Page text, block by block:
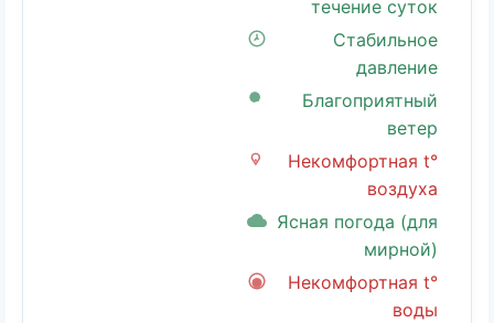
течение суток
Стабильное
давление
Благоприятный
ветер
Некомфортная t°
воздуха
Ясная погода (для
мирной)
Некомфортная t°
воды